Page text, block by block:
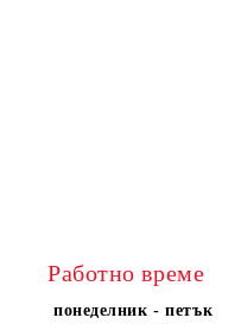
Работно време
понеделник - петък